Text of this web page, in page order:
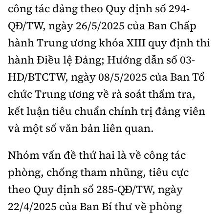
công tác đảng theo Quy định số 294-
QĐ/TW, ngày 26/5/2025 của Ban Chấp
hành Trung ương khóa XIII quy định thi
hành Điều lệ Đảng; Hướng dẫn số 03-
HD/BTCTW, ngày 08/5/2025 của Ban Tổ
chức Trung ương về rà soát thẩm tra,
kết luận tiêu chuẩn chính trị đảng viên
và một số văn bản liên quan.
Nhóm vấn đề thứ hai là về công tác
phòng, chống tham nhũng, tiêu cực
theo Quy định số 285-QĐ/TW, ngày
22/4/2025 của Ban Bí thư về phòng